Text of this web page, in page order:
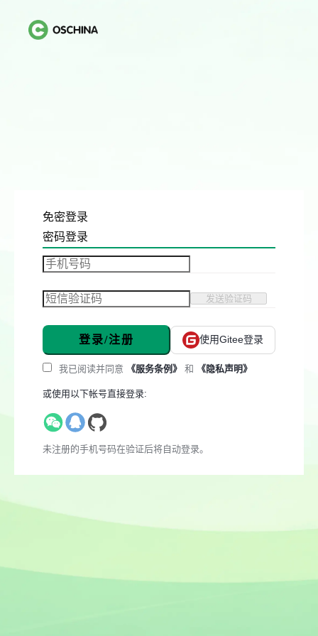
免密登录
密码登录
发送验证码
登录/注册 使用Gitee登录
我已阅读并同意 《服务条例》 和 《隐私声明》
或使用以下帐号直接登录:
未注册的手机号码在验证后将自动登录。